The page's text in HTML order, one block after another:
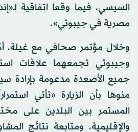
السيسي، فيما وقعا اتفاقية
مصرية في جيبوتي».
وخلال مؤتمر صحافي مع غيلة،
وجيبوتي تجمعهما علاقات
جميع الأصعدة مدعومة بإرادة
منوها بأن الزيارة «تأتي
المستمر بين البلدين على
والإقليمية، ومتابعة نتائج